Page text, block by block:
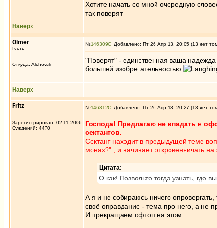
Хотите начать со мной очередную
так поверят
Наверх
Olmer
Гость
Откуда: Alchevsk
№146309 Добавлено: Пт 26 Апр 13, 20:05 (13 лет
"Поверят" - единственная ваша надежда
большей изобретательностью
Наверх
Fritz
Зарегистрирован: 02.11.2006
Суждений: 4470
№146312 Добавлено: Пт 26 Апр 13, 20:27 (13 лет
Господа! Предлагаю не впадать в
сектантов.
Сектант находит в предыдущей теме
монах?" , и начинает откровенничать на
Цитата:
О как! Позвольте тогда узнать, где
А я и не собираюсь ничего
своё оправдание - тема про него, а не
И прекращаем офтоп на этом.